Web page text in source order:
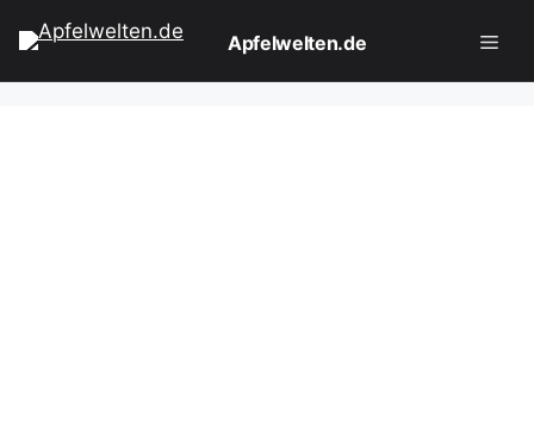
Inhalt
Apfelwelten.de